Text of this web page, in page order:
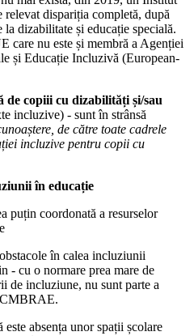
relevat dispariția completă, după
dizabilitate și educație specială.
care nu este și membră a Agenției
și Educație Incluzivă (European-
copiii cu dizabilități și/sau
incluzive) - sunt în strânsă
de către toate cadrele
incluzive pentru copii cu
în educație
puțin coordonată a resurselor
în calea incluziunii
- cu o normare prea mare de
de incluziune, nu sunt parte a
CMBRAE.
absența unor spații școlare